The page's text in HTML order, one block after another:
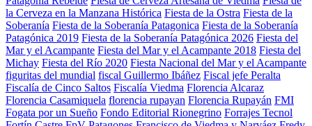
la Cerveza en la Manzana Histórica Fiesta de la Ostra Fiesta de la
Soberanía Fiesta de la Soberanía Patagonica Fiesta de la Soberanía
Patagónica 2019 Fiesta de la Soberanía Patagónica 2026 Fiesta del
Mar y el Acampante Fiesta del Mar y el Acampante 2018 Fiesta del
Michay Fiesta del Río 2020 Fiesta Nacional del Mar y el Acampante
figuritas del mundial fiscal Guillermo Ibáñez Fiscal jefe Peralta
Fiscalía de Cinco Saltos Fiscalía Viedma Florencia Alcaraz
Florencia Casamiquela florencia rupayan Florencia Rupayán FMI
Fogata por un Sueño Fondo Editorial Rionegrino Forrajes Tecnol